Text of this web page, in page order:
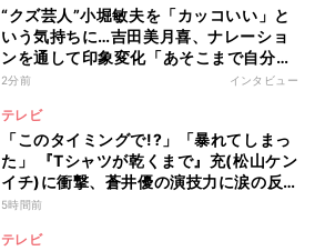
“クズ芸人”小堀敏夫を「カッコいい」と
いう気持ちに…吉田美月喜、ナレーショ
ンを通して印象変化「あそこまで自分に
正直に生きられる人は、なかなかいな
2分前 インタビュー
テレビ
「このタイミングで!?」「暴れてしまっ
た」 『Tシャツが乾くまで』充(松山ケン
イチ)に衝撃、蒼井優の演技力に涙の反
響も
5時間前
テレビ